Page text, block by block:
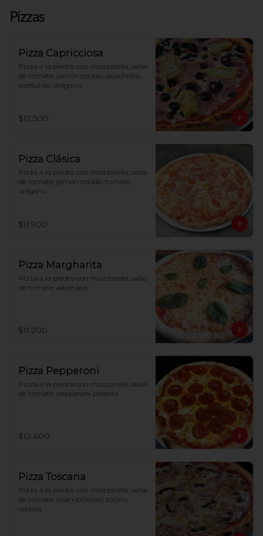
Pizzas
Pizza Capricciosa
Pizza a la piedra con mozzarella, salsa
de tomate, jamón cocido, alcachofas,
aceitunas, orégano
$12.500
Pizza Clásica
Pizza a la piedra con mozzarella, salsa
de tomate, jamón cocido, tomate,
orégano
$11.900
Pizza Margharita
Pizza a la piedra con mozzarella, salsa
de tomate, albahaca
$11.200
Pizza Pepperoni
Pizza a la piedra con mozzarella, salsa
de tomate, pepperoni picante
$12.400
Pizza Toscana
Pizza a la piedra con mozzarella, salsa
de tomate, champiñones, tocino,
cebolla